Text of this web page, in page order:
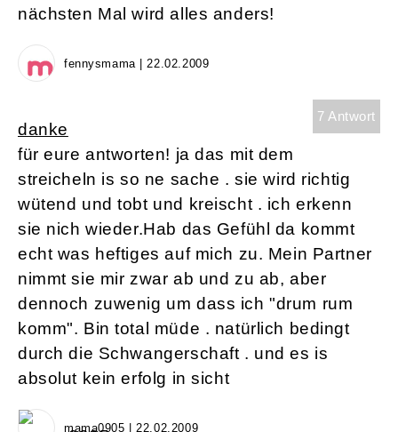
nächsten Mal wird alles anders!
fennysmama | 22.02.2009
7 Antwort
danke
für eure antworten! ja das mit dem
streicheln is so ne sache . sie wird richtig
wütend und tobt und kreischt . ich erkenn
sie nich wieder.Hab das Gefühl da kommt
echt was heftiges auf mich zu. Mein Partner
nimmt sie mir zwar ab und zu ab, aber
dennoch zuwenig um dass ich "drum rum
komm". Bin total müde . natürlich bedingt
durch die Schwangerschaft . und es is
absolut kein erfolg in sicht
mama0905 | 22.02.2009